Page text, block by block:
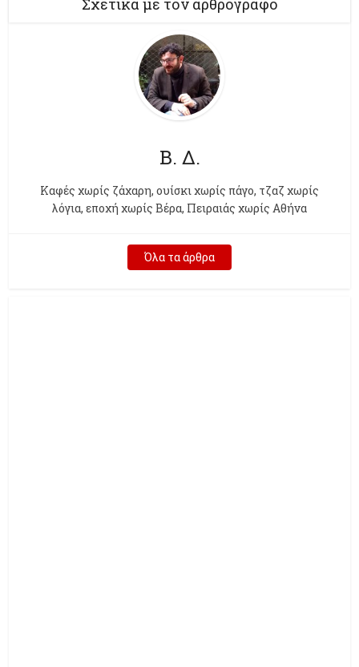
Σχετικά με τον αρθρογράφο
Β. Δ.
Kαφές χωρίς ζάχαρη, ουίσκι χωρίς πάγο, τζαζ χωρίς
λόγια, εποχή χωρίς Βέρα, Πειραιάς χωρίς Αθήνα
Όλα τα άρθρα